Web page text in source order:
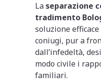
Laseparazione
tradimento
soluzione
coniugi, pur a
dall’infedeltà,
modo civile i
familiari.